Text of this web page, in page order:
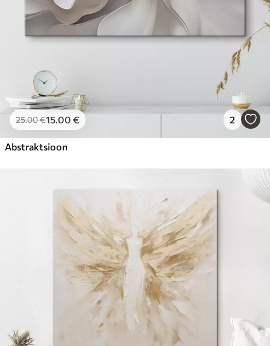
25.00€15.00 € 2
Abstraktsioon